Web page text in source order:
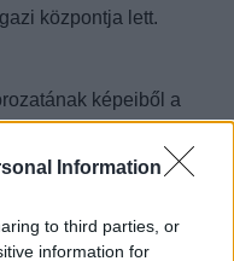
Information
to third parties, or
information for
központja lett.
képeiből a